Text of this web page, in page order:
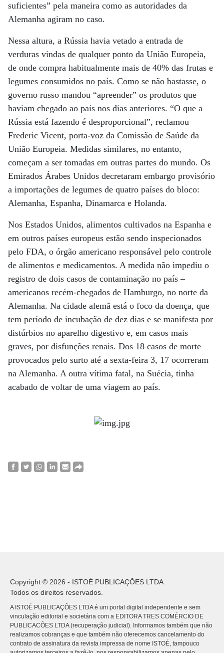
suficientes” pela maneira como as autoridades da
Alemanha agiram no caso.
Nessa altura, a Rússia havia vetado a entrada de
verduras vindas de qualquer ponto da União Europeia,
de onde compra habitualmente mais de 40% das frutas e
legumes consumidos no país. Como se não bastasse, o
governo russo mandou “apreender” os produtos que
haviam chegado ao país nos dias anteriores. “O que a
Rússia está fazendo é desproporcional”, reclamou
Frederic Vicent, porta-voz da Comissão de Saúde da
União Europeia. Medidas similares, no entanto,
começam a ser tomadas em outras partes do mundo. Os
Emirados Árabes Unidos decretaram embargo provisório
a importações de legumes de quatro países do bloco:
Alemanha, Espanha, Dinamarca e Holanda.
Nos Estados Unidos, alimentos cultivados na Espanha e
em outros países europeus estão sen­­do inspecionados
pelo FDA, o órgão americano responsável pelo controle
de alimentos e medicamentos. A medida não impediu o
registro de dois casos de contaminação no país –
americanos recém-chegados de Hamburgo, no norte da
Alemanha. Na cidade alemã está o foco da doença, que
tem perío­do de incubação de dez dias e se manifesta por
distúrbios no aparelho digestivo e, em casos mais
graves, por disfunções renais. Dos 18 casos de morte
provocados pelo surto até a sexta-feira 3, 17 ocorreram
na Alemanha. A outra vítima fatal, na Suécia, tinha
acabado de voltar de uma viagem ao país.
Copyright © 2026 - ISTOÉ PUBLICAÇÕES LTDA
Todos os direitos reservados.
A ISTOÉ PUBLICAÇÕES LTDA é um portal digital independente e sem
vinculação editorial e societária com a EDITORA TRES COMÉRCIO DE
PUBLICACÕES LTDA (recuperação judicial). Informamos também que não
realizamos cobranças e que também não oferecemos cancelamento do
contrato de assinatura da revista impressa de nome ISTOÉ, tampouco